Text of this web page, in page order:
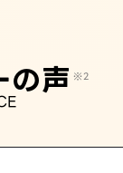
の声 ※2